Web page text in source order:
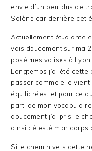
envie d’un peu plus de
Solène car derrière cet
Actuellement étudiante
vais doucement sur ma
posé mes valises à Lyon.
Longtemps j’ai été
passer comme elle
équilibrées, et pour ce
parti de mon
doucement j’ai pris le
ainsi délesté mon corps
Si le chemin vers cette